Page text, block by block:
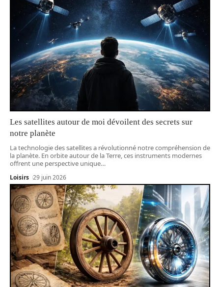
Les satellites autour de moi dévoilent des secrets sur
notre planète
La technologie des satellites a révolutionné notre compréhension de
la planète. En orbite autour de la Terre, ces instruments modernes
offrent une perspective unique…
Loisirs 29 juin 2026